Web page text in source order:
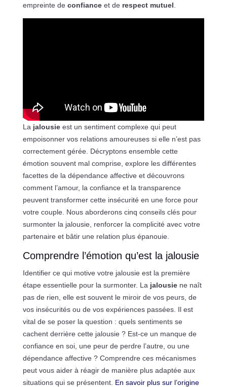
empreinte de confianceet de respect mutuel
La jalousieest un sentiment complexe qui peut
empoisonner vos relations amoureuses si elle n’est pas
correctement gérée. Décryptons ensemble cette
émotion souvent mal comprise, explore les différentes
facettes de la dépendance affective et découvrons
comment l’amour, la confiance et la transparence
peuvent transformer cette insécurité en une force pour
votre couple. Nous aborderons cinq conseils clés pour
surmonter la jalousie, renforcer la complicité avec votre
partenaire et bâtir une relation plus épanouie.
Comprendre l’émotion qu’est la jalousie
Identifier ce qui motive votre jalousie est la première
étape essentielle pour la surmonter. La jalousiene naît
pas de rien, elle est souvent le miroir de vos peurs, de
vos insécurités ou de vos expériences passées. Il est
vital de se poser la question : quels sentiments se
cachent derrière cette jalousie ? Est-ce un manque de
confiance en soi, une peur de perdre l’autre, ou une
dépendance affective ? Comprendre ces mécanismes
peut vous aider à réagir de manière plus adaptée aux
situations qui se présentent. En savoir plus sur l’origine